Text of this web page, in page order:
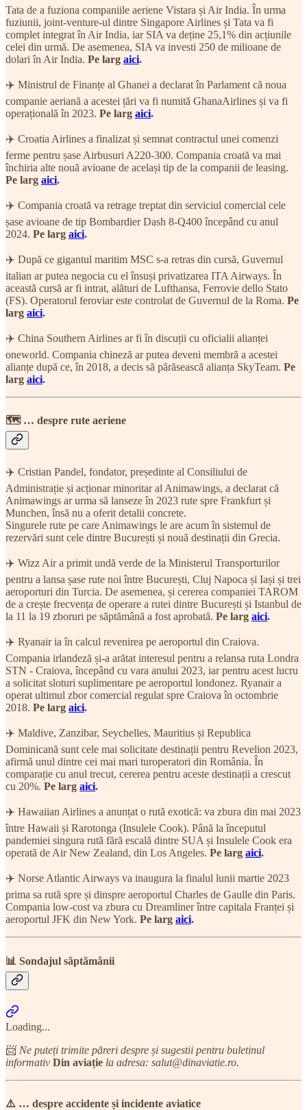
Tata de a fuziona companiile aeriene Vistara și Air India. În urma
fuziunii, joint-venture-ul dintre Singapore Airlines și Tata va fi
complet integrat în Air India, iar SIA va deține 25,1% din acțiunile
celei din urmă. De asemenea, SIA va investi 250 de milioane de
dolari în Air India. Pe larg aici.
✈️ Ministrul de Finanțe al Ghanei a declarat în Parlament că noua
companie aeriană a acestei țări va fi numită GhanaAirlines și va fi
operațională în 2023. Pe larg aici.
✈️ Croatia Airlines a finalizat și semnat contractul unei comenzi
ferme pentru șase Airbusuri A220-300. Compania croată va mai
închiria alte nouă avioane de același tip de la companii de leasing.
Pe larg aici.
✈️ Compania croată va retrage treptat din serviciul comercial cele
șase avioane de tip Bombardier Dash 8-Q400 începând cu anul
2024. Pe larg aici.
✈️ După ce gigantul maritim MSC s-a retras din cursă, Guvernul
italian ar putea negocia cu el însuși privatizarea ITA Airways. În
această cursă ar fi intrat, alături de Lufthansa, Ferrovie dello Stato
(FS). Operatorul feroviar este controlat de Guvernul de la Roma. Pe
larg aici.
✈️ China Southern Airlines ar fi în discuții cu oficialii alianței
oneworld. Compania chineză ar putea deveni membră a acestei
alianțe după ce, în 2018, a decis să părăsească alianța SkyTeam. Pe
larg aici.
🗺 … despre rute aeriene
✈️ Cristian Pandel, fondator, președinte al Consiliului de
Administrație și acționar minoritar al Animawings, a declarat că
Animawings ar urma să lanseze în 2023 rute spre Frankfurt și
Munchen, însă nu a oferit detalii concrete.
Singurele rute pe care Animawings le are acum în sistemul de
rezervări sunt cele dintre București și nouă destinații din Grecia.
✈️ Wizz Air a primit undă verde de la Ministerul Transporturilor
pentru a lansa șase rute noi între București, Cluj Napoca și Iași și trei
aeroporturi din Turcia. De asemenea, și cererea companiei TAROM
de a crește frecvența de operare a rutei dintre București și Istanbul de
la 11 la 19 zboruri pe săptămână a fost aprobată. Pe larg aici.
✈️ Ryanair ia în calcul revenirea pe aeroportul din Craiova.
Compania irlandeză și-a arătat interesul pentru a relansa ruta Londra
STN - Craiova, începând cu vara anului 2023, iar pentru acest lucru
a solicitat sloturi suplimentare pe aeroportul londonez. Ryanair a
operat ultimul zbor comercial regulat spre Craiova în octombrie
2018. Pe larg aici.
✈️ Maldive, Zanzibar, Seychelles, Mauritius și Republica
Dominicană sunt cele mai solicitate destinații pentru Revelion 2023,
afirmă unul dintre cei mai mari turoperatori din România. În
comparație cu anul trecut, cererea pentru aceste destinații a crescut
cu 20%. Pe larg aici.
✈️ Hawaiian Airlines a anunțat o rută exotică: va zbura din mai 2023
între Hawaii și Rarotonga (Insulele Cook). Până la începutul
pandemiei singura rută fără escală dintre SUA și Insulele Cook era
operată de Air New Zealand, din Los Angeles. Pe larg aici.
✈️ Norse Atlantic Airways va inaugura la finalul lunii martie 2023
prima sa rută spre și dinspre aeroportul Charles de Gaulle din Paris.
Compania low-cost va zbura cu Dreamliner între capitala Franței și
aeroportul JFK din New York. Pe larg aici.
📊 Sondajul săptămânii
Loading...
📨 Ne puteți trimite păreri despre și sugestii pentru buletinul
informativ Din aviație la adresa: salut@dinaviatie.ro.
⚠️ … despre accidente și incidente aviatice